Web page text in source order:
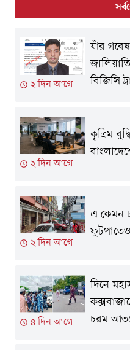
২ দিন আগে
যাঁর
বিজিসি
২ দিন আগে
কৃত্রিম
২ দিন আগে
এ কেমন
ফুটপাতেও
৪ দিন আগে
দিনে
চরম